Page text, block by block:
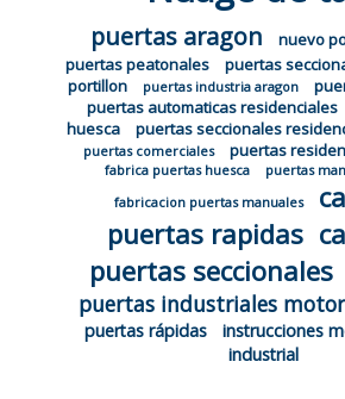
puertas aragon
nuevo
puertas peatonales
puertas
portillon
puertas industria aragon
puertas automaticas residenciales
huesca
puertas seccionales
puertas comerciales
puertas
fabrica puertas huesca
puertas
fabricacion puertas manuales
puertas rapidas
puertas seccionales
puertas industriales
puertas rápidas
instrucciones
industrial